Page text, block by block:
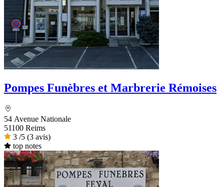
Pompes Funèbres et Marbrerie Rémoises
54 Avenue Nationale
51100 Reims
3 /5 (3 avis)
top notes